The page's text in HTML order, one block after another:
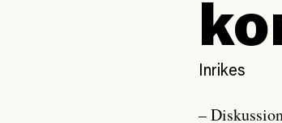
Inrikes
–